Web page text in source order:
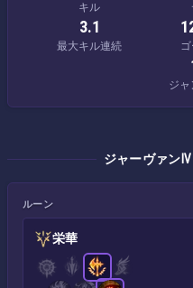
キル
3.1
最大キル連続
ジャ
ジャーヴァン
ルーン
栄華